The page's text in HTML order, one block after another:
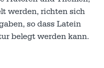
werden, richten sich
so dass Latein
belegt werden kann.